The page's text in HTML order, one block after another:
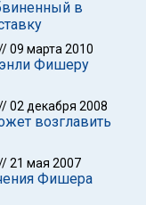
в
09 марта 2010
Фишеру
02 декабря 2008
возглавить
21 мая 2007
Фишера